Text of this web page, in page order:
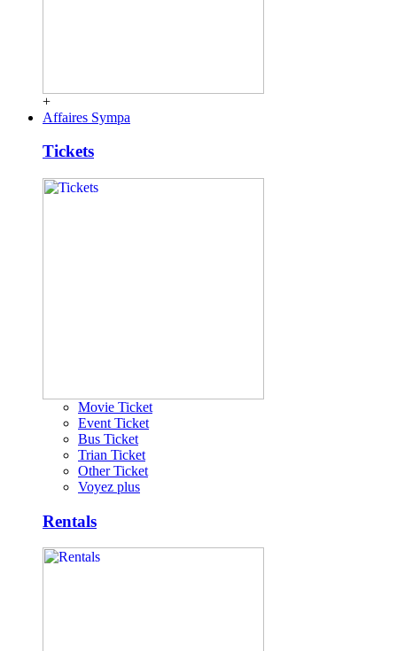
+
Affaires Sympa
Tickets
Movie Ticket
Event Ticket
Bus Ticket
Trian Ticket
Other Ticket
Voyez plus
Rentals